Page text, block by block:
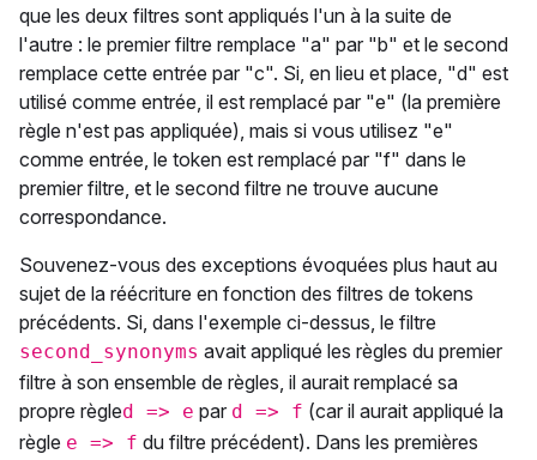
que les deux filtres sont appliqués l'un à la suite de
l'autre : le premier filtre remplace "a" par "b" et le second
remplace cette entrée par "c". Si, en lieu et place, "d" est
utilisé comme entrée, il est remplacé par "e" (la première
règle n'est pas appliquée), mais si vous utilisez "e"
comme entrée, le token est remplacé par "f" dans le
premier filtre, et le second filtre ne trouve aucune
correspondance.
Souvenez-vous des exceptions évoquées plus haut au
sujet de la réécriture en fonction des filtres de tokens
précédents. Si, dans l'exemple ci-dessus, le filtre
second_synonyms avait appliqué les règles du premier
filtre à son ensemble de règles, il aurait remplacé sa
propre règled => e par d => f (car il aurait appliqué la
règle e => f du filtre précédent). Dans les premières